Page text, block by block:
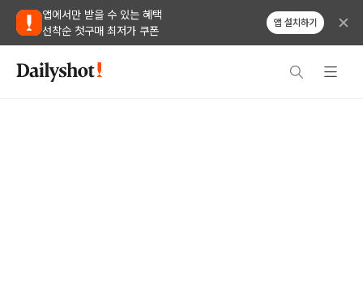
앱에서만 받을 수 있는 혜택
선착순 첫구매 최저가 쿠폰
앱 설치하기